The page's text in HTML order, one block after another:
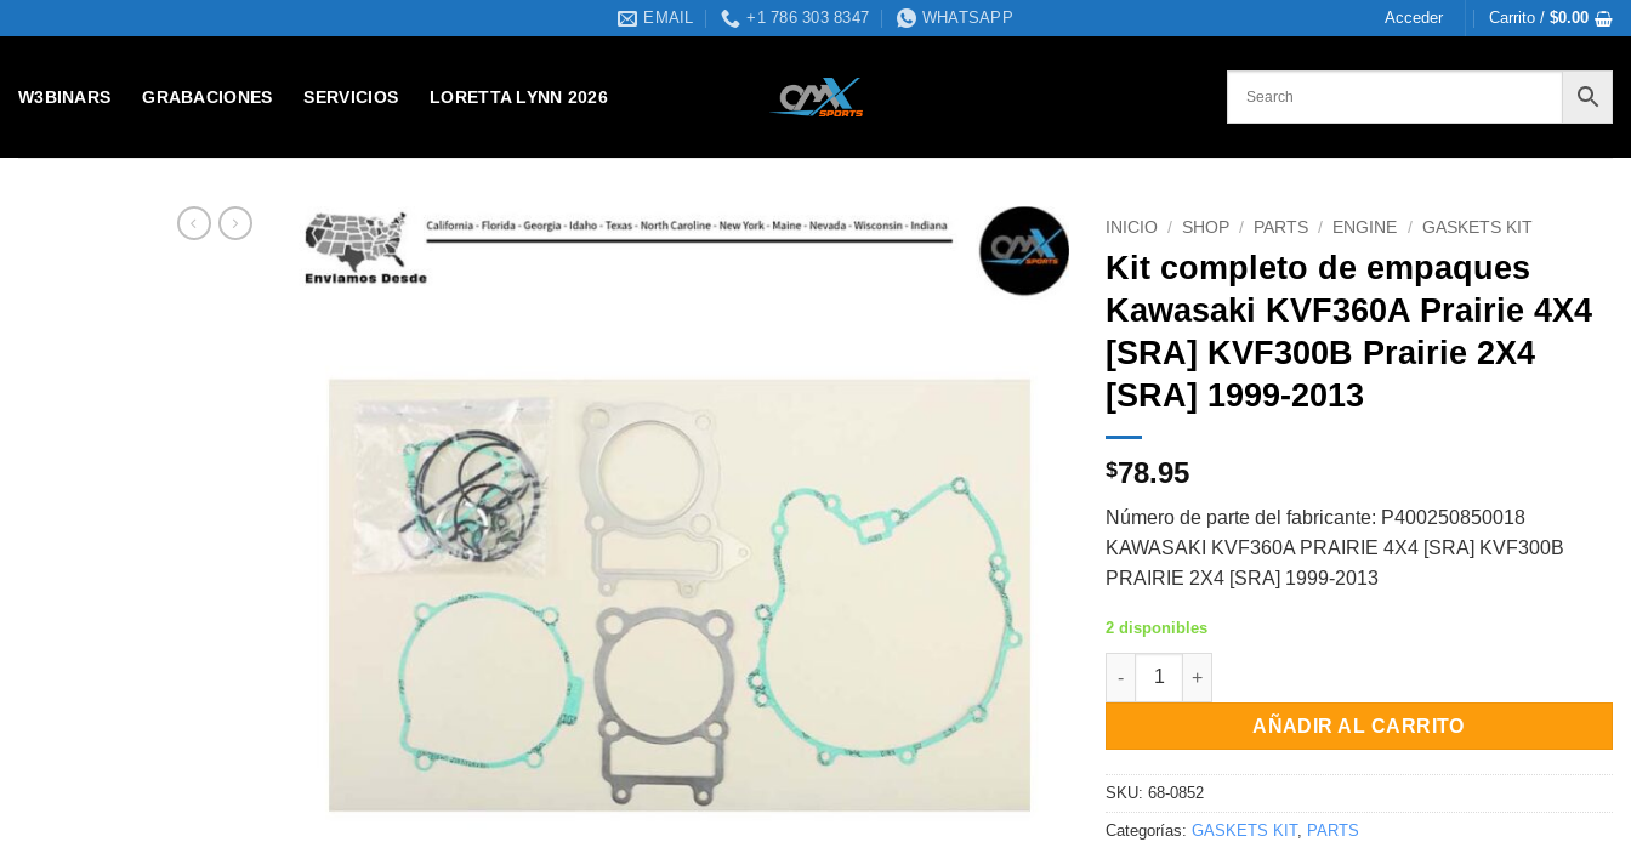
EMAIL +1 786 303 8347 WHATSAPP Acceder Carrito /$0.00
W3BINARS GRABACIONES SERVICIOS LORETTA LYNN 2026
INICIO / SHOP / PARTS / ENGINE / GASKETS KIT
Kit completo de empaques
Kawasaki KVF360A Prairie 4X4
[SRA] KVF300B Prairie 2X4
[SRA] 1999-2013
$78.95
Número de parte del fabricante: P400250850018
KAWASAKI KVF360A PRAIRIE 4X4 [SRA] KVF300B
PRAIRIE 2X4 [SRA] 1999-2013
2 disponibles
Kit completo de empaques Kawasaki KVF360A Prairie 4X4
AÑADIR AL CARRITO
SKU: 68-0852
Categorías: GASKETS KIT, PARTS